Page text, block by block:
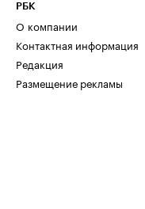
РБК
О компании
Контактная информация
Редакция
Размещение рекламы